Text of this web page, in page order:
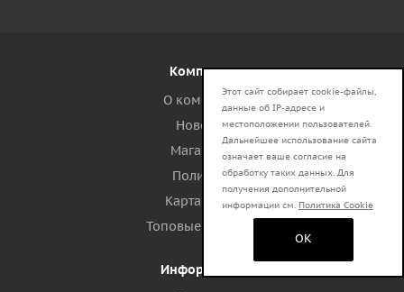
Компания
О компании
Новости
Магазины
Политика
Карта сайта
Топовые запросы
Информация
Этот сайт собирает cookie-файлы,
данные об IP-адресе и
местоположении пользователей.
Дальнейшее использование сайта
означает ваше согласие на
обработку таких данных. Для
получения дополнительной
информации см. Политика Cookie
OK